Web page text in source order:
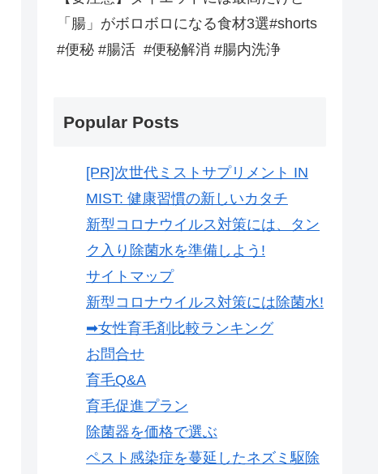
「腸」がボロボロになる食材3選#shorts
#便秘 #腸活 #便秘解消 #腸内洗浄
Popular Posts
[PR]次世代ミストサプリメント IN
MIST: 健康習慣の新しいカタチ
新型コロナウイルス対策には、タン
ク入り除菌水を準備しよう!
サイトマップ
新型コロナウイルス対策には除菌水!
➡女性育毛剤比較ランキング
お問合せ
育毛Q&A
育毛促進プラン
除菌器を価格で選ぶ
ペスト感染症を蔓延したネズミ駆除